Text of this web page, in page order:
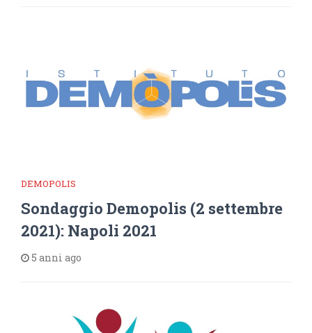
DEMOPOLIS
Sondaggio Demopolis (2 settembre
2021): Napoli 2021
5 anni ago